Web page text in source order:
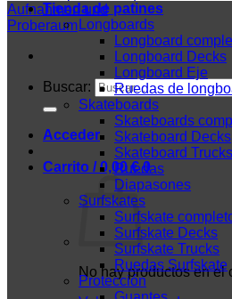
Buscar:
Acceder
Carrito /0,00€ 0
No hay productos en el
Tienda de patines
Longboards
Longboard
Longboard Decks
Longboard Eje
Ruedas de
Skateboards
Skateboards
Skateboard Decks
Skateboard Trucks
Ruedas
Diapasones
Surfskates
Surfskate
Surfskate Decks
Surfskate Trucks
Ruedas Surfskate
Protección